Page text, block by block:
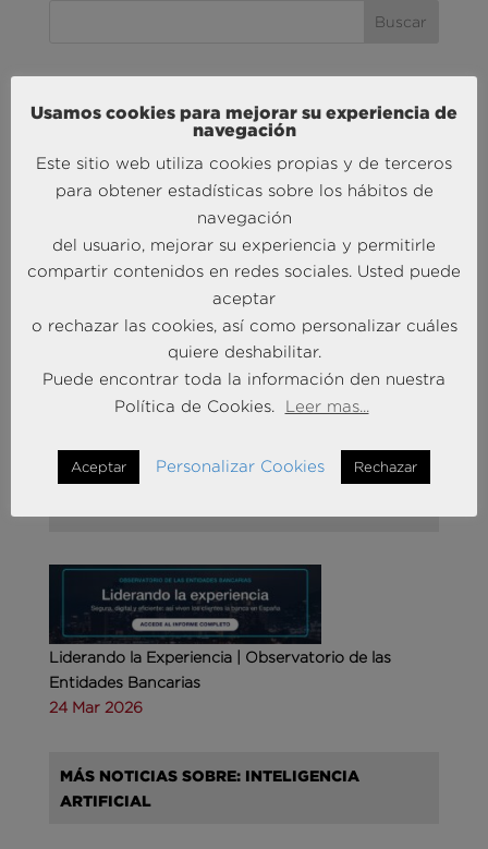
BRAINTRUST
Andersen Consulting refuerza su crecimiento en
España con la incorporación de Francisco Puertas
como Socio Responsable de Human Capital
30 Sep 2025
MÁS NOTICIAS SOBRE: INTELIGENCIA
Liderando la Experiencia | Observatorio de las
Entidades Bancarias
24 Mar 2026
MÁS NOTICIAS SOBRE: INTELIGENCIA
ARTIFICIAL
Usamos cookies para mejorar su experiencia de
navegación
Este sitio web utiliza cookies propias y de terceros
para obtener estadísticas sobre los hábitos de
navegación
del usuario, mejorar su experiencia y permitirle
compartir contenidos en redes sociales. Usted puede
aceptar
o rechazar las cookies, así como personalizar cuáles
quiere deshabilitar.
Puede encontrar toda la información den nuestra
Política de Cookies.
Leer mas...
Aceptar Personalizar Cookies Rechazar